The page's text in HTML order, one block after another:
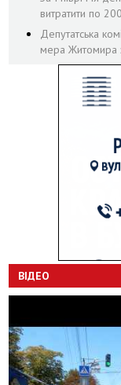
витратити по
Депутатська
мера Житомира
ВІДЕО